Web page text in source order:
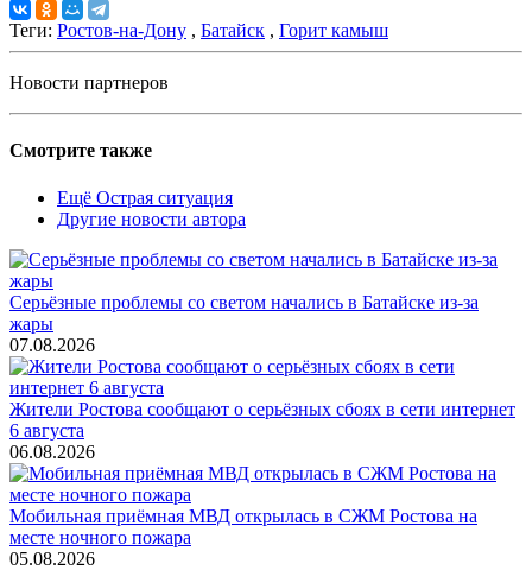
Теги: Ростов-на-Дону , Батайск , Горит камыш
Новости партнеров
Смотрите также
Ещё Острая ситуация
Другие новости автора
Серьёзные проблемы со светом начались в Батайске из-за
жары
07.08.2026
Жители Ростова сообщают о серьёзных сбоях в сети интернет
6 августа
06.08.2026
Мобильная приёмная МВД открылась в СЖМ Ростова на
месте ночного пожара
05.08.2026